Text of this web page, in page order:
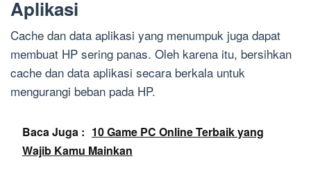
Aplikasi
Cache dan data aplikasi yang menumpuk juga dapat
membuat HP sering panas. Oleh karena itu, bersihkan
cache dan data aplikasi secara berkala untuk
mengurangi beban pada HP.
Baca Juga : 10 Game PC Online Terbaik yang
Wajib Kamu Mainkan